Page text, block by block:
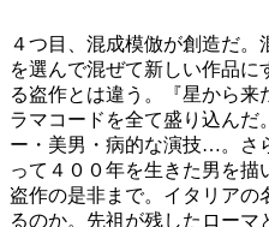
４つ目、混成模倣が創造だ
を選んで混ぜて新しい作品
る盗作とは違う。『星から来
ラマコードを全て盛り込んだ
ー・美男・病的な演技…。さ
って４００年を生きた男を
盗作の是非まで。イタリアの
るのか。先祖が残したロー